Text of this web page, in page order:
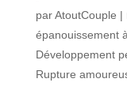
parAtoutCouple |
épanouissement
Développement
Rupture